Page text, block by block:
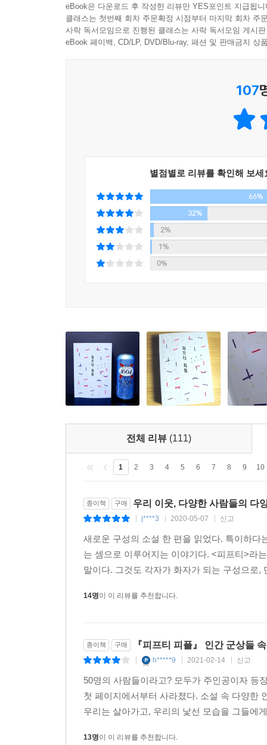
우리들의 눈빛이 마주치는 순간의 경이로움
『피프티 피플』은 대학병원을 중심으로 이야기
더해져 이야기는 더욱 입체적이고 풍성해진다.
매일매일 죽는 사람들을 모두 한사람이 옮긴다
같긴 하다. 계범은 그 일을 오래 했다.(하계범, 339
의사와 환자로, 환자의 가족으로, 가족의 친구
인물들이 서로를 마주치는 순간들은 경이롭기
있는지도 모른다.
병실에 돌아와서 저녁잠을 두시간쯤 잤다. 자고
누가 쳐다보는 듯한 느낌이 들어서 고개를 돌렸
마주 흔들어주었다. 창이 어두워서 잘 보이지 않
느슨하게 혹은 단단하게 연결된 우리들,
우리 모두가 주인공입니다
이호와 나누는 대화는 그래서 더욱 뭉클하다.
굳건히 앞으로 나아갈 수 있을 거라는 믿음. 그것
마주치는지, 실망하는지, 느리고 느리게 나아지
우리가 하는 일이 돌을 멀리 던지는 거라고 생
우리의 중간 세대가 던지고 던져서 그 돌이 떨어
가끔 미친 자가 나타나 그 돌을 반대 방향으로
젊은 사람들은 당연히 스트레스를 받지요. 당
아무것도 놓이지 않은 낮고 넓은 테이블에, 조각
같아요. 그렇게 맞추다보면 거의 백색에 가까운
보이거나, 강렬한 색상이 있는 조각은 제자리를
소설을 쓰고 싶다는 생각이 들었습니다. 아니면
나란히 나란히 자리를 찾아가는 그런 이야기를요.
eBook은 다운로드 후 작성한 리뷰만 YES포인트 지급됩니
클래스는 첫번째 회차 주문확정 시점부터 마지막 회차 주
사락 독서모임으로 진행된 클래스는 사락 독서모임 게시
eBook 페이백, CD/LP, DVD/Blu-ray, 패션 및 판매금지 상
107
별점별로 리뷰를 확인해 보세
66%
32%
2%
1%
0%
전체 리뷰 (111)
1 2 3 4 5 6 7 8 9 10
종이책 구매 우리 이웃, 다양한 사람들의 다
j****3 2020-05-07 신고
새로운 구성의 소설 한 편을 읽었다. 특이하다
는 셈으로 이루어지는 이야기다. <피프티>라
말이다. 그것도 각자가 화자가 되는 구성으로
14명이 이 리뷰를 추천합니다.
종이책 구매 『피프티 피플』 인간 군상들
h*****9 2021-02-14 신고
50명의 사람들이라고? 모두가 주인공이자 등
첫 페이지에서부터 사라졌다. 소설 속 다양한
우리는 살아가고, 우리의 낯선 모습을 그들에
13명이 이 리뷰를 추천합니다.